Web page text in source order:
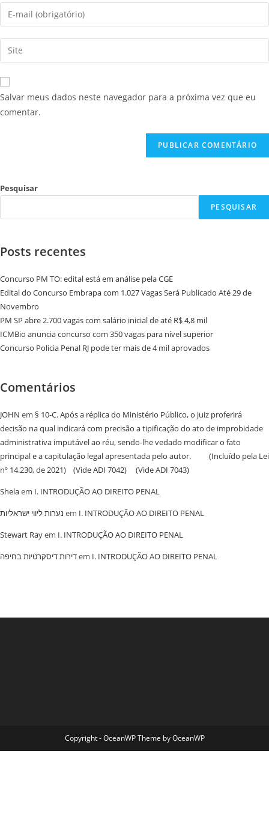
Salvar meus dados neste navegador para a próxima vez que eu
comentar.
Pesquisar
PESQUISAR
Posts recentes
Concurso PM TO: edital está em análise pela CGE
Edital do Concurso Embrapa com 1.027 Vagas Será Publicado Até 29 de
Novembro
PM SP abre 2.700 vagas com salário inicial de até R$ 4,8 mil
ICMBio anuncia concurso com 350 vagas para nível superior
Concurso Policia Penal RJ pode ter mais de 4 mil aprovados
Comentários
JOHN em § 10-C. Após a réplica do Ministério Público, o juiz proferirá
decisão na qual indicará com precisão a tipificação do ato de improbidade
administrativa imputável ao réu, sendo-lhe vedado modificar o fato
principal e a capitulação legal apresentada pelo autor. (Incluído pela Lei
nº 14.230, de 2021) (Vide ADI 7042) (Vide ADI 7043)
Shelaem I. INTRODUÇÃO AO DIREITO PENAL
נערות ליווי ישראליות em I. INTRODUÇÃO AO DIREITO PENAL
Stewart Rayem I. INTRODUÇÃO AO DIREITO PENAL
‏דירות דיסקרטיות בחיפהem I. INTRODUÇÃO AO DIREITO PENAL
Copyright - OceanWP Theme by OceanWP